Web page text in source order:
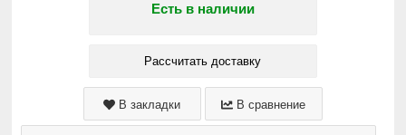
Есть в наличии
Рассчитать доставку
В закладки В сравнение